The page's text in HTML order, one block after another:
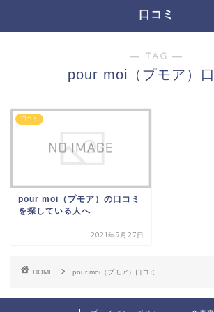
口コミ
― TAG ―
pour moi（プモア）
口コミ
pour moi（プモア）の口コミ
を探している人へ
2021年9月27日
HOME pour moi（プモア）口コミ